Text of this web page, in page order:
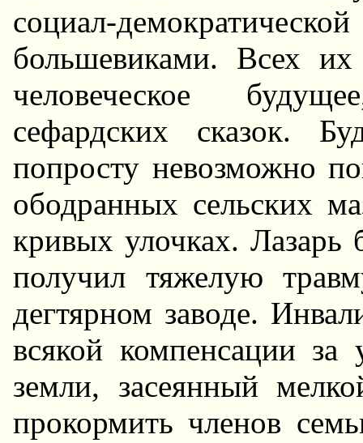
социал-
большевиками. Всех их
человеческое
сефардских сказок.
попросту невозможно
ободранных сельских
кривых улочках. Лазарь
получил тяжелую
дегтярном заводе.
всякой компенсации за
земли, засеянный
прокормить членов